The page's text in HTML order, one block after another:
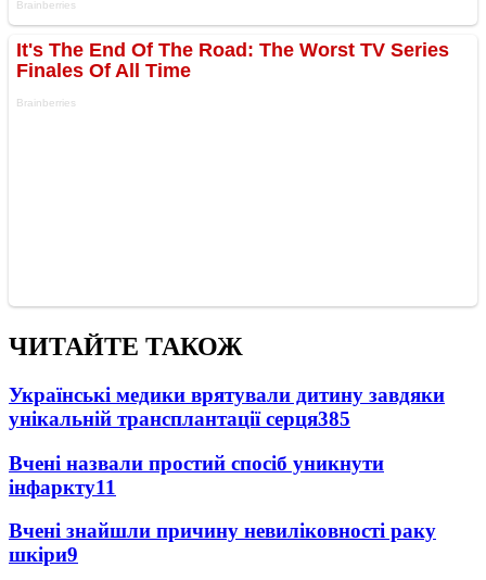
ЧИТАЙТЕ ТАКОЖ
Українські медики врятували дитину завдяки
унікальній трансплантації серця385
Вчені назвали простий спосіб уникнути
інфаркту11
Вчені знайшли причину невиліковності раку
шкіри9